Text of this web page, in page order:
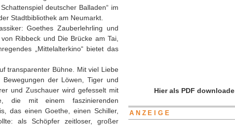
deutscher Balladen“ im
Stadtbibliothek am Neumarkt.
Goethes Zauberlehrling und
Ribbeck und Die Brücke am Tai,
„Mittelalterkino“ bietet das
transparenter Bühne. Mit viel Liebe
der Löwen, Tiger und
und Zuschauer wird gefesselt mit
die mit einem faszinierenden
das einen Goethe, einen Schiller,
als Schöpfer zeitloser, großer
Hier als PDF
ANZEIGE